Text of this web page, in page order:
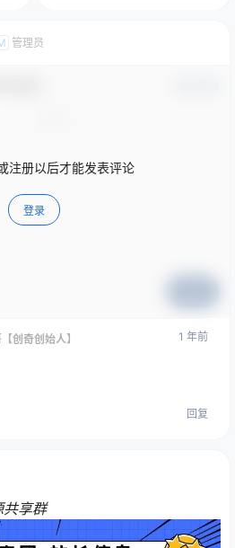
管理员
注册以后才能发表评论
登录
创奇创始人】
1 年前
回复
享群